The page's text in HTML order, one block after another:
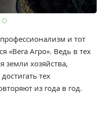
и тот
«Вега Агро». Ведь в тех
земли хозяйства,
тех
из года в год.